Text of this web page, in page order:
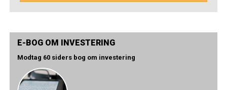
E-BOG OM INVESTERING
Modtag 60 siders bog om investering